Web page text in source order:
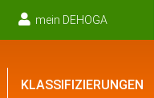
mein DEHOGA
KLASSIFIZIERUNGEN